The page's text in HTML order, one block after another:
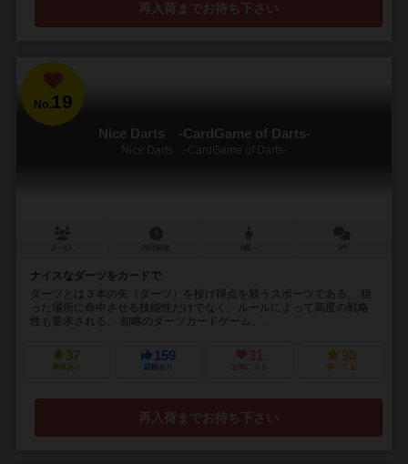
再入荷までお待ち下さい
No.19
Nice Darts -CardGame of Darts-
Nice Darts -CardGame of Darts-
ナイスなダーツをカードで
ダーツとは３本の矢（ダーツ）を投げ得点を競うスポーツである。 狙
った場所に命中させる技能性だけでなく、ルールによって高度の戦略
性も要求される。 知略のダーツカードゲーム。...
37
興味あり
159
経験あり
31
お気に入り
98
持ってる
再入荷までお待ち下さい